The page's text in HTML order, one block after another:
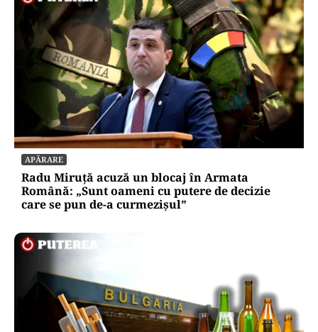
APĂRARE
Radu Miruță acuză un blocaj în Armata
Română: „Sunt oameni cu putere de decizie
care se pun de-a curmezișul”